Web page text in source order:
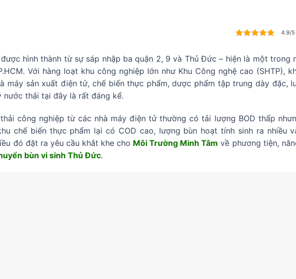
4.9/5
hình thành từ sự sáp nhập ba quận 2, 9 và Thủ Đức – hiện là một trong
Với hàng loạt khu công nghiệp lớn như Khu Công nghệ cao (SHTP),
máy sản xuất điện tử, chế biến thực phẩm, dược phẩm tập trung dày đặc,
thải tại đây là rất đáng kể.
công nghiệp từ các nhà máy điện tử thường có tải lượng BOD thấp
chế biến thực phẩm lại có COD cao, lượng bùn hoạt tính sinh ra nhiều
đó đặt ra yêu cầu khắt khe cho Môi Trường Minh Tâm về phương tiện,
bùn vi sinh Thủ Đức.